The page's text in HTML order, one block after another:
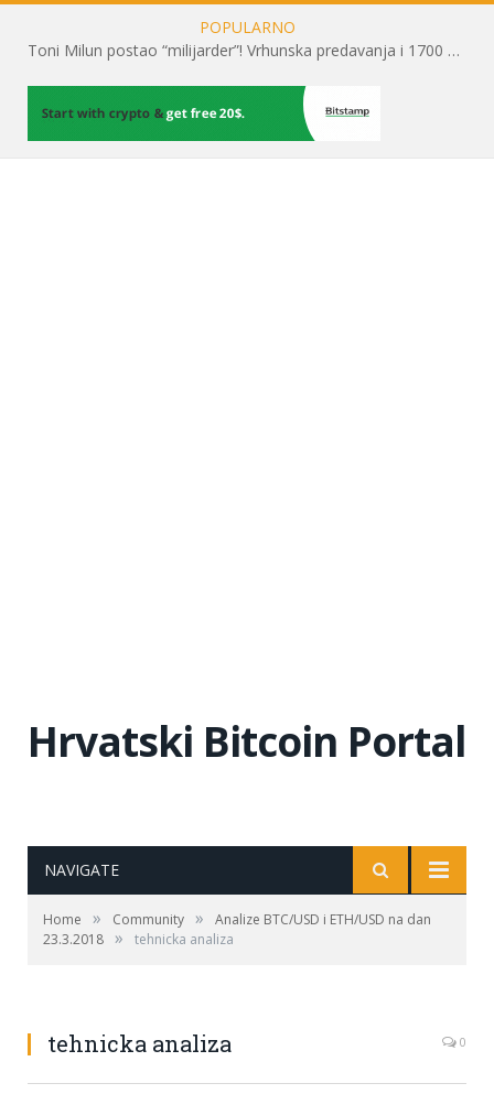
POPULARNO
Toni Milun postao “milijarder”! Vrhunska predavanja i 1700 posjetitelja obilježili su mjesec financijske pismenosti
Hrvatski Bitcoin Portal
NAVIGATE
Home » Community »
Analize BTC/USD i ETH/USD na dan
23.3.2018 » tehnicka analiza
tehnicka analiza 0